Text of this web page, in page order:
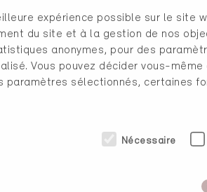
Nouvelle construction, 13'089 m
Nouvelle construction, 0 m 2
Nouvelle construction, 744 m
Nouvelle construction, 70 m
expérience possible sur le site
du site et à la gestion de nos
anonymes, pour des
Vous pouvez décider vous-
paramètres sélectionnés, certaines
Nécessaire